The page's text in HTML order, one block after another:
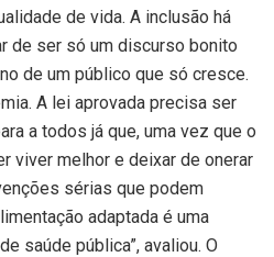
de vida. A inclusão há
de ser só um discurso bonito
de um público que só cresce.
A lei aprovada precisa ser
a todos já que, uma vez que o
viver melhor e deixar de onerar
sérias que podem
adaptada é uma
saúde pública”, avaliou. O